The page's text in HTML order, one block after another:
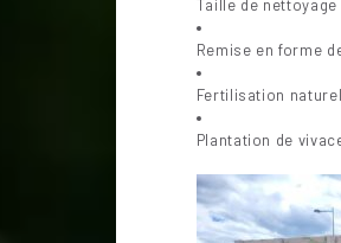
Taille de nettoyage
Remise en forme
Fertilisation
Plantation de